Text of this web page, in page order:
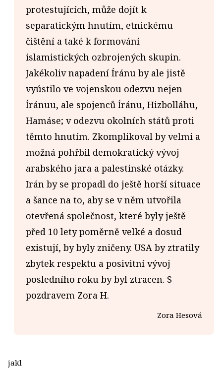
protestujících, může dojít k
separatickým hnutím, etnickému
čištění a také k formování
islamistických ozbrojených skupin.
Jakékoliv napadení Íránu by ale jistě
vyústilo ve vojenskou odezvu nejen
Íránuu, ale spojenců Íránu, Hizbolláhu,
Hamáse; v odezvu okolních států proti
těmto hnutím. Zkomplikoval by velmi a
možná pohřbil demokratický vývoj
arabského jara a palestinské otázky.
Irán by se propadl do ještě horší situace
a šance na to, aby se v něm utvořila
otevřená společnost, které byly ještě
před 10 lety poměrně velké a dosud
existují, by byly zničeny. USA by ztratily
zbytek respektu a posivitní vývoj
posledního roku by byl ztracen. S
pozdravem Zora H.
Zora Hesová
jakl